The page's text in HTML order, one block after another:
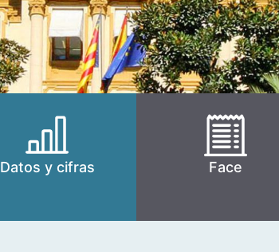
Datos y cifras Face